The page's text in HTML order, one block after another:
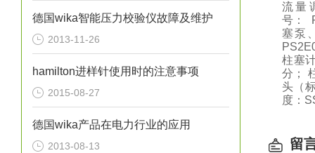
德国wika智能压力校验仪故障及维护
2013-11-26
hamilton进样针使用时的注意事项
2015-08-27
德国wika产品在电力行业的应用
2013-08-13
流量
号：
塞泵
柱塞
分；
头（
度：
留